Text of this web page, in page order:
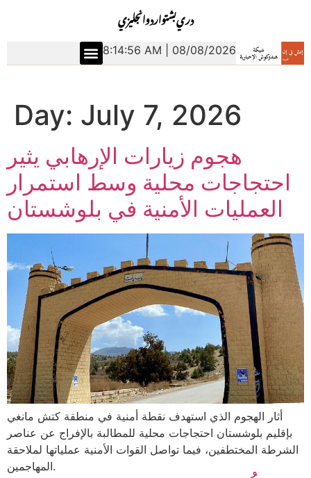
انجليزياردوبشتودري
8:14:57 AM | 08/08/2026
Day: July 7, 2026
هجوم زيارات الإرهابي يثير
احتجاجات محلية وسط استمرار
العمليات الأمنية في بلوشستان
أثار الهجوم الذي استهدف نقطة أمنية في منطقة كتش مانغي
بإقليم بلوشستان احتجاجات محلية للمطالبة بالإفراج عن عناصر
الشرطة المختطفين، فيما تواصل القوات الأمنية عملياتها لملاحقة
المهاجمين.